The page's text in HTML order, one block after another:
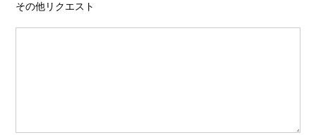
その他リクエスト